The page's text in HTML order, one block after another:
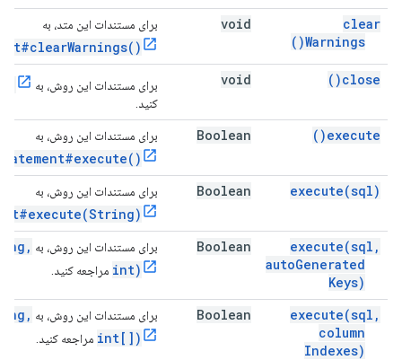
clear
Warnings(
)
void برای مستندات این متد، به
close(
)
void برای مستندات این روش، به
کنید.
execute(
)
Boolean برای مستندات این روش، به
execute(sql)
Boolean برای مستندات این روش، به
execute(sql ,
autoGenerated
Keys)
Boolean برای مستندات این روش، به
int) مراجعه کنید.
execute(sql ,
column
Indexes)
Boolean برای مستندات این روش، به
int[]) مراجعه کنید.